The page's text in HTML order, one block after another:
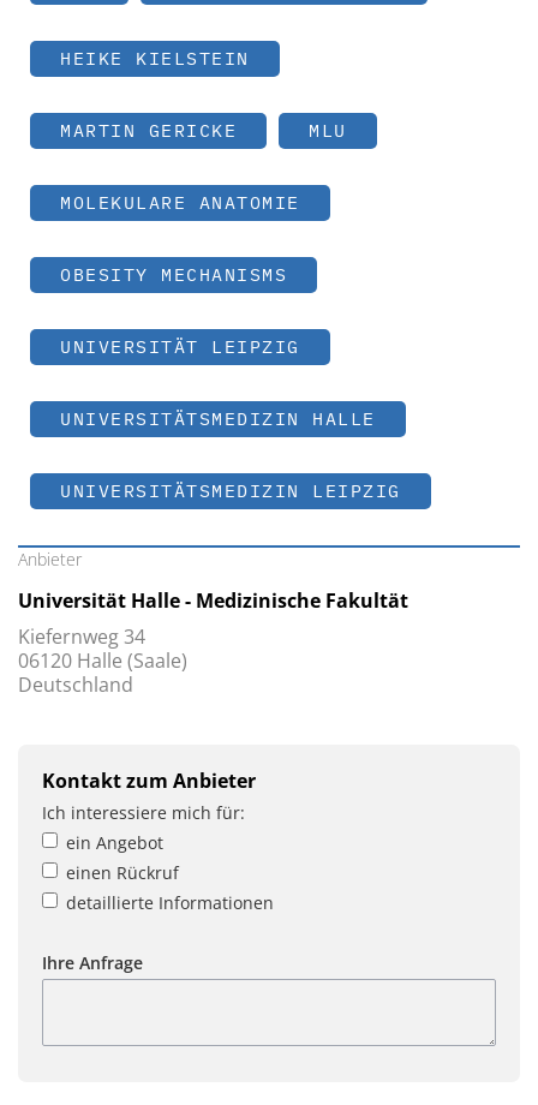
HEIKE KIELSTEIN
MARTIN GERICKE MLU
MOLEKULARE ANATOMIE
OBESITY MECHANISMS
UNIVERSITÄT LEIPZIG
UNIVERSITÄTSMEDIZIN HALLE
UNIVERSITÄTSMEDIZIN LEIPZIG
Anbieter
Universität Halle - Medizinische Fakultät
Kiefernweg 34
06120 Halle (Saale)
Deutschland
Kontakt zum Anbieter
Ich interessiere mich für:
ein Angebot
einen Rückruf
detaillierte Informationen
Ihre Anfrage